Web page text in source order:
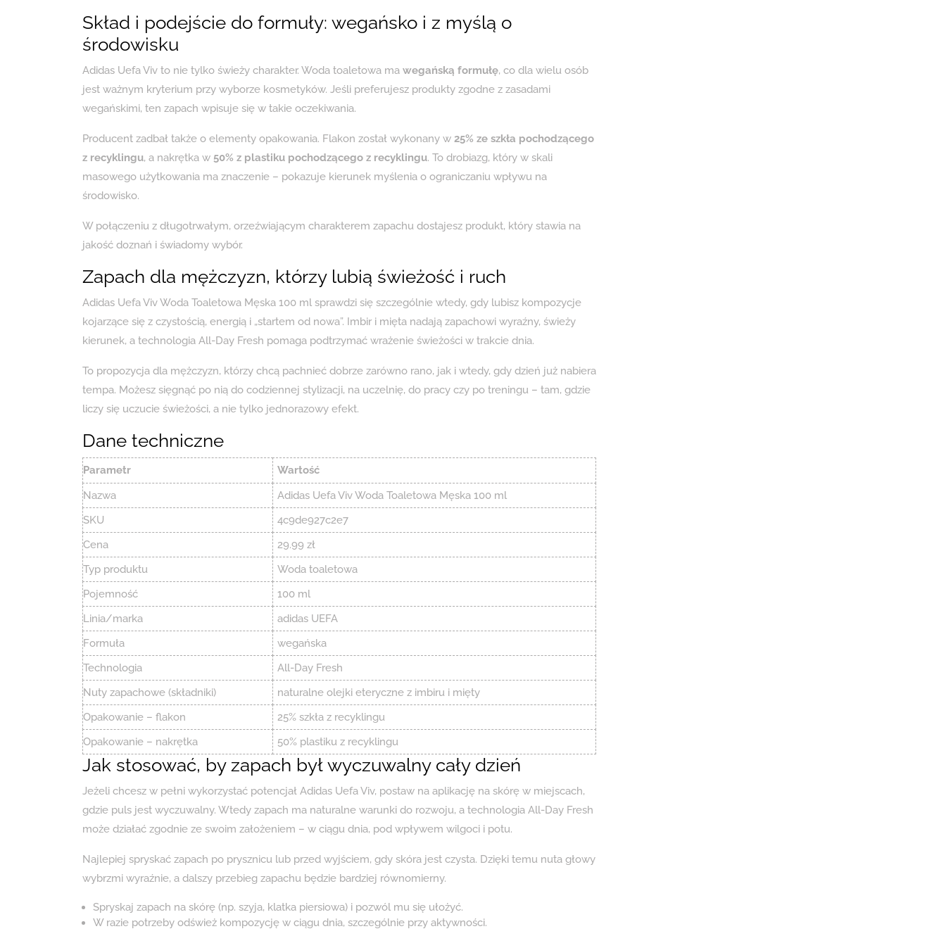
Skład i podejście do formuły: wegańsko i z myślą o
środowisku
Adidas Uefa Viv to nie tylko świeży charakter. Woda toaletowa ma wegańską formułę, co dla wielu osób
jest ważnym kryterium przy wyborze kosmetyków. Jeśli preferujesz produkty zgodne z zasadami
wegańskimi, ten zapach wpisuje się w takie oczekiwania.
Producent zadbał także o elementy opakowania. Flakon został wykonany w 25% ze szkła pochodzącego
z recyklingu, a nakrętka w 50% z plastiku pochodzącego z recyklingu. To drobiazg, który w skali
masowego użytkowania ma znaczenie – pokazuje kierunek myślenia o ograniczaniu wpływu na
środowisko.
W połączeniu z długotrwałym, orzeźwiającym charakterem zapachu dostajesz produkt, który stawia na
jakość doznań i świadomy wybór.
Zapach dla mężczyzn, którzy lubią świeżość i ruch
Adidas Uefa Viv Woda Toaletowa Męska 100 ml sprawdzi się szczególnie wtedy, gdy lubisz kompozycje
kojarzące się z czystością, energią i „startem od nowa”. Imbir i mięta nadają zapachowi wyraźny, świeży
kierunek, a technologia All-Day Fresh pomaga podtrzymać wrażenie świeżości w trakcie dnia.
To propozycja dla mężczyzn, którzy chcą pachnieć dobrze zarówno rano, jak i wtedy, gdy dzień już nabiera
tempa. Możesz sięgnąć po nią do codziennej stylizacji, na uczelnię, do pracy czy po treningu – tam, gdzie
liczy się uczucie świeżości, a nie tylko jednorazowy efekt.
Dane techniczne
Parametr
Wartość
Nazwa
Adidas Uefa Viv Woda Toaletowa Męska 100 ml
SKU
4c9de927c2e7
Cena
29.99 zł
Typ produktu
Woda toaletowa
Pojemność
100 ml
Linia/marka
adidas UEFA
Formuła
wegańska
Technologia
All-Day Fresh
Nuty zapachowe (składniki)
naturalne olejki eteryczne z imbiru i mięty
Opakowanie – flakon
25% szkła z recyklingu
Opakowanie – nakrętka
50% plastiku z recyklingu
Jak stosować, by zapach był wyczuwalny cały dzień
Jeżeli chcesz w pełni wykorzystać potencjał Adidas Uefa Viv, postaw na aplikację na skórę w miejscach,
gdzie puls jest wyczuwalny. Wtedy zapach ma naturalne warunki do rozwoju, a technologia All-Day Fresh
może działać zgodnie ze swoim założeniem – w ciągu dnia, pod wpływem wilgoci i potu.
Najlepiej spryskać zapach po prysznicu lub przed wyjściem, gdy skóra jest czysta. Dzięki temu nuta głowy
wybrzmi wyraźnie, a dalszy przebieg zapachu będzie bardziej równomierny.
Spryskaj zapach na skórę (np. szyja, klatka piersiowa) i pozwól mu się ułożyć.
W razie potrzeby odśwież kompozycję w ciągu dnia, szczególnie przy aktywności.